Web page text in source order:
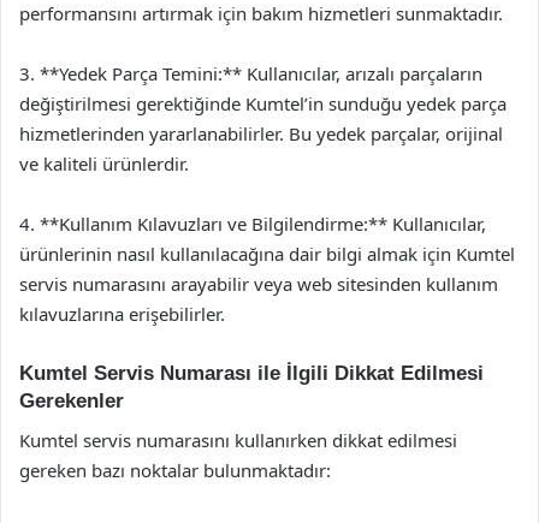
performansını artırmak için bakım hizmetleri sunmaktadır.
3. **Yedek Parça Temini:** Kullanıcılar, arızalı parçaların
değiştirilmesi gerektiğinde Kumtel’in sunduğu yedek parça
hizmetlerinden yararlanabilirler. Bu yedek parçalar, orijinal
ve kaliteli ürünlerdir.
4. **Kullanım Kılavuzları ve Bilgilendirme:** Kullanıcılar,
ürünlerinin nasıl kullanılacağına dair bilgi almak için Kumtel
servis numarasını arayabilir veya web sitesinden kullanım
kılavuzlarına erişebilirler.
Kumtel Servis Numarası ile İlgili Dikkat Edilmesi
Gerekenler
Kumtel servis numarasını kullanırken dikkat edilmesi
gereken bazı noktalar bulunmaktadır: